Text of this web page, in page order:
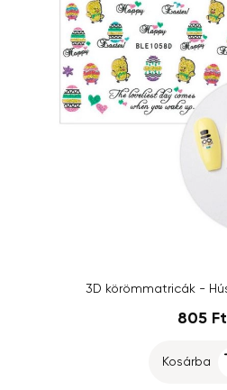
3D körömmatricák -
805 Ft
Kosárba